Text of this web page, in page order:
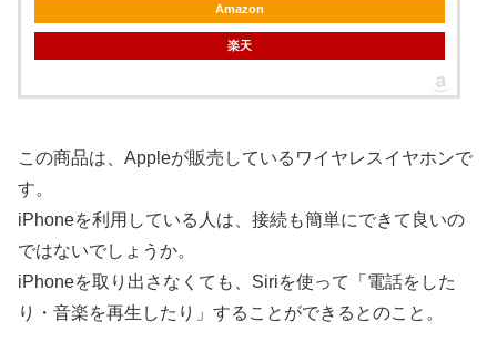
Amazon
楽天
この商品は、Appleが販売しているワイヤレスイヤホンで
す。
iPhoneを利用している人は、接続も簡単にできて良いの
ではないでしょうか。
iPhoneを取り出さなくても、Siriを使って「電話をした
り・音楽を再生したり」することができるとのこと。